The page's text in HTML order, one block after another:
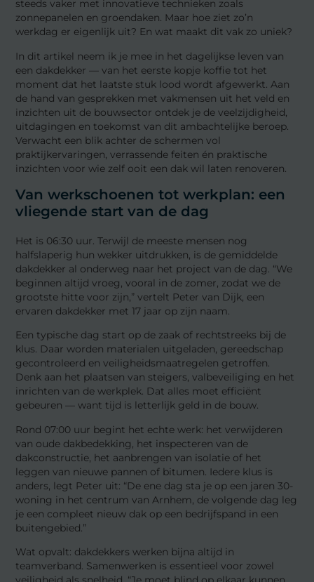
steeds vaker met innovatieve technieken zoals
zonnepanelen en groendaken. Maar hoe ziet zo’n
werkdag er eigenlijk uit? En wat maakt dit vak zo uniek?
In dit artikel neem ik je mee in het dagelijkse leven van
een dakdekker — van het eerste kopje koffie tot het
moment dat het laatste stuk lood wordt afgewerkt. Aan
de hand van gesprekken met vakmensen uit het veld en
inzichten uit de bouwsector ontdek je de veelzijdigheid,
uitdagingen en toekomst van dit ambachtelijke beroep.
Verwacht een blik achter de schermen vol
praktijkervaringen, verrassende feiten én praktische
inzichten voor wie zelf ooit een dak wil laten renoveren.
Van werkschoenen tot werkplan: een
vliegende start van de dag
Het is 06:30 uur. Terwijl de meeste mensen nog
halfslaperig hun wekker uitdrukken, is de gemiddelde
dakdekker al onderweg naar het project van de dag. “We
beginnen altijd vroeg, vooral in de zomer, zodat we de
grootste hitte voor zijn,” vertelt Peter van Dijk, een
ervaren dakdekker met 17 jaar op zijn naam.
Een typische dag start op de zaak of rechtstreeks bij de
klus. Daar worden materialen uitgeladen, gereedschap
gecontroleerd en veiligheidsmaatregelen getroffen.
Denk aan het plaatsen van steigers, valbeveiliging en het
inrichten van de werkplek. Dat alles moet efficiënt
gebeuren — want tijd is letterlijk geld in de bouw.
Rond 07:00 uur begint het echte werk: het verwijderen
van oude dakbedekking, het inspecteren van de
dakconstructie, het aanbrengen van isolatie of het
leggen van nieuwe pannen of bitumen. Iedere klus is
anders, legt Peter uit: “De ene dag sta je op een jaren 30-
woning in het centrum van Arnhem, de volgende dag leg
je een compleet nieuw dak op een bedrijfspand in een
buitengebied.”
Wat opvalt: dakdekkers werken bijna altijd in
teamverband. Samenwerken is essentieel voor zowel